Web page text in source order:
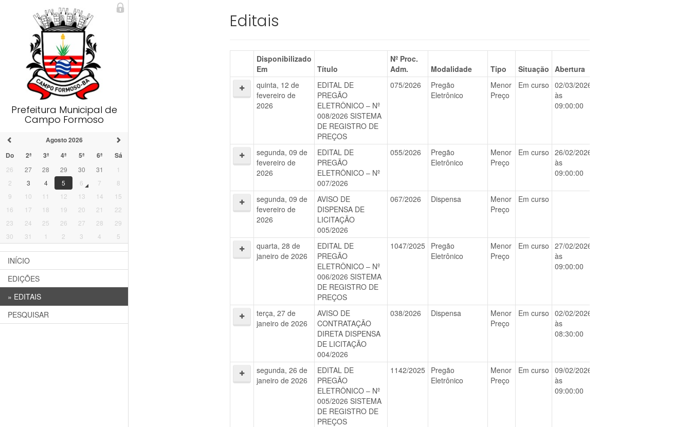
Prefeitura Municipal de
Campo Formoso
Agosto 2026
Do
2ª 3ª 4ª 5ª 6ª Sá
26 27 28 29 30 31
1
2
3 4 5 6 7
8
9
10 11 12 13 14
15
16
17 18 19 20 21
22
23
24 25 26 27 28
29
30
31 1 2 3 4 5
INÍCIO
EDIÇÕES
» EDITAIS
PESQUISAR
Editais
Disponibilizado
Em
Título
Nº Proc.
Adm.
Modalidade Tipo Situação
Abertura
quinta, 12 de
fevereiro de
2026
EDITAL DE
PREGÃO
ELETRÔNICO – Nº
008/2026 SISTEMA
DE REGISTRO DE
PREÇOS
075/2026
Pregão
Eletrônico
Menor
Preço
Em curso
02/03/2026
às
09:00:00
segunda, 09 de
fevereiro de
2026
EDITAL DE
PREGÃO
ELETRÔNICO – Nº
007/2026
055/2026
Pregão
Eletrônico
Menor
Preço
Em curso
26/02/2026
às
09:00:00
segunda, 09 de
fevereiro de
2026
AVISO DE
DISPENSA DE
LICITAÇÃO
005/2026
067/2026 Dispensa
Menor
Preço
Em curso
quarta, 28 de
janeiro de 2026
EDITAL DE
PREGÃO
ELETRÔNICO – Nº
006/2026 SISTEMA
DE REGISTRO DE
PREÇOS
1047/2025
Pregão
Eletrônico
Menor
Preço
Em curso
27/02/2026
às
09:00:00
terça, 27 de
janeiro de 2026
AVISO DE
CONTRATAÇÃO
DIRETA DISPENSA
DE LICITAÇÃO
004/2026
038/2026 Dispensa
Menor
Preço
Em curso
02/02/2026
às
08:30:00
segunda, 26 de
janeiro de 2026
EDITAL DE
PREGÃO
ELETRÔNICO – Nº
005/2026 SISTEMA
DE REGISTRO DE
PREÇOS
1142/2025
Pregão
Eletrônico
Menor
Preço
Em curso
09/02/2026
às
09:00:00